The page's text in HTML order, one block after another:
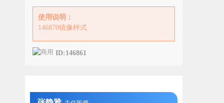
使用说明：
146870镜像样式
ID:146861